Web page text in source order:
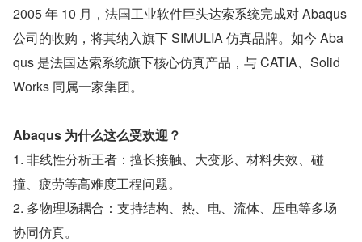
2005 年 10 月，法国工业软件巨头达索系统完成对 Abaqus
公司的收购，将其纳入旗下 SIMULIA 仿真品牌。如今 Aba
qus 是法国达索系统旗下核心仿真产品，与 CATIA、Solid
Works 同属一家集团。
Abaqus 为什么这么受欢迎？
1. 非线性分析王者：擅长接触、大变形、材料失效、碰
撞、疲劳等高难度工程问题。
2. 多物理场耦合：支持结构、热、电、流体、压电等多场
协同仿真。